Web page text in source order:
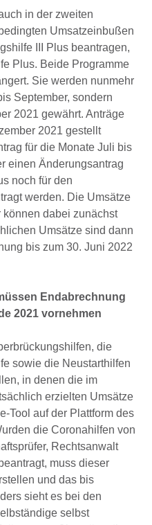
in der zweiten
Umsatzeinbußen
III Plus beantragen,
Plus. Beide Programme
Sie werden nunmehr
September, sondern
2021 gewährt. Anträge
2021 gestellt
für die Monate Juli bis
einen Änderungsantrag
noch für den
werden. Die Umsätze
dabei zunächst
Umsätze sind dann
bis zum 30. Juni 2022
Endabrechnung
2021 vornehmen
die
sowie die Neustarthilfen
in denen die im
erzielten Umsätze
Tool auf der Plattform des
die Coronahilfen von
Rechtsanwalt
muss dieser
und das bis
sieht es bei den
selbst